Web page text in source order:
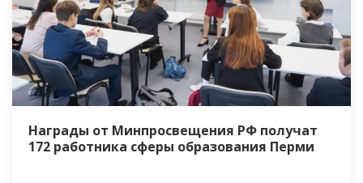
Награды от Минпросвещения РФ получат
172 работника сферы образования Перми